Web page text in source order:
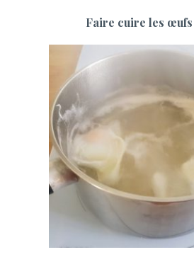
Faire cuire les œufs